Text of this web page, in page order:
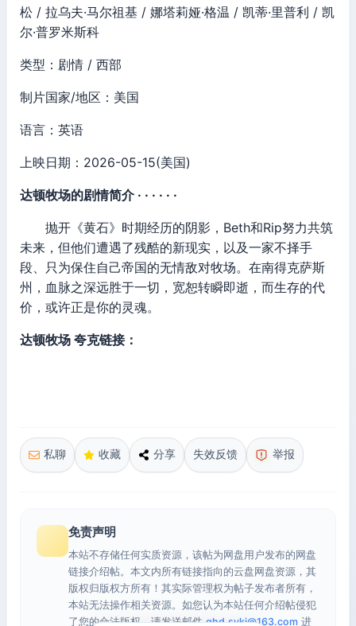
松 / 拉乌夫·马尔祖基 / 娜塔莉娅·格温 / 凯蒂·里普利 / 凯
尔·普罗米斯科
类型：剧情 / 西部
制片国家/地区：美国
语言：英语
上映日期：2026-05-15(美国)
达顿牧场的剧情简介 · · · · · ·
抛开《黄石》时期经历的阴影，Beth和Rip努力共筑
未来，但他们遭遇了残酷的新现实，以及一家不择手
段、只为保住自己帝国的无情敌对牧场。在南得克萨斯
州，血脉之深远胜于一切，宽恕转瞬即逝，而生存的代
价，或许正是你的灵魂。
达顿牧场 夸克链接：
私聊 收藏 分享 失效反馈 举报
免责声明
本站不存储任何实质资源，该帖为网盘用户发布的网盘
链接介绍帖。本文内所有链接指向的云盘网盘资源，其
版权归版权方所有！其实际管理权为帖子发布者所有，
本站无法操作相关资源。如您认为本站任何介绍帖侵犯
了您的合法版权，请发送邮件qhd.sykj@163.com 进